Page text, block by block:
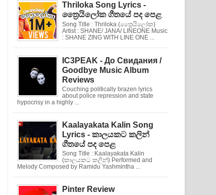
Thriloka Song Lyrics -
ත්‍රෛයිලෝක ගීතයේ පද පෙළ
Song Title : Thriloka (ත්‍රෛයිලෝක)
Artist : SHANE/ JANA/ LINEONE Music
: SHANE ZING WITH LINE ONE ...
IC3PEAK - До Свидания /
Goodbye Music Album
Reviews
Couching politically brazen lyrics
about police repression and state
hypocrisy in a highly ...
Kaalayakata Kalin Song
Lyrics - කාලයකට කලින්
ගීතයේ පද පෙළ
Song Title : Kaalayakata Kalin
(කාලයකට කලින්) Performed and
Melody Composed by Ramidu Yashmintha ...
Pinter Review